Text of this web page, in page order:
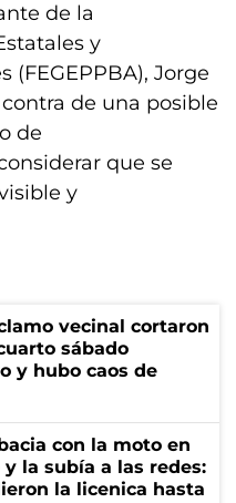
de la
y
(FEGEPPBA), Jorge
de una posible
de
que se
y
vecinal cortaron
sábado
y hubo caos de
con la moto en
la subía a las redes:
la licenica hasta